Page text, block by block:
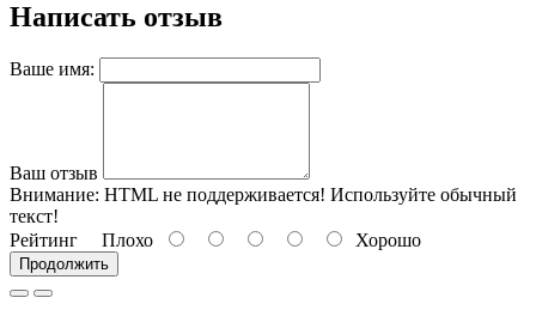
Написать отзыв
Ваше имя:
Ваш отзыв
Внимание: HTML не поддерживается! Используйте обычный
текст!
Рейтинг Плохо Хорошо
Продолжить